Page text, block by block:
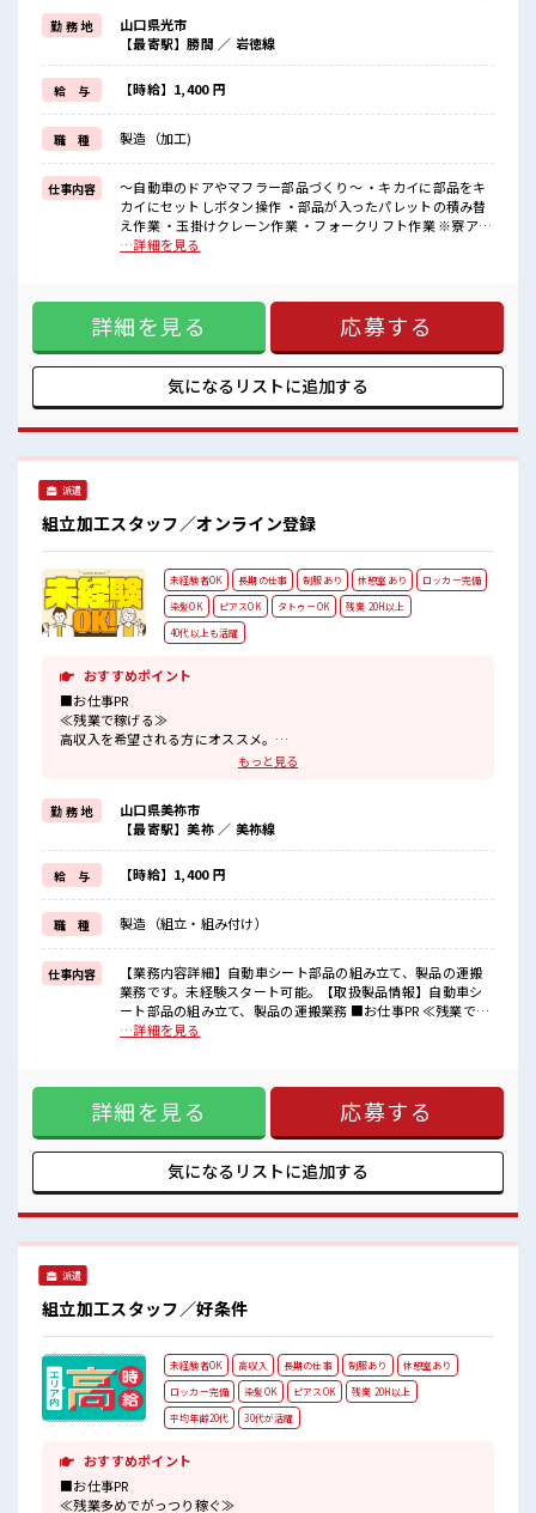
≪寮は...≫
・ワンルーム寮
・寮費0円
・TV/冷蔵庫/洗濯機/電子レンジ/エアコンは備え付け
・駐車場ありでマイカー持ち込み&通勤OK
ほかにも...
◎うれしい土日やすみ×大型連休あり
◎お昼は1食420円ほどでお弁当の注文OK
◎残業多めだから稼げる！
頑張った分しっかり返ってくるのでヤリガイ抜群★
■職場の雰囲気
ロッカー・休憩室完備！
荷物が多い方も安心ですね♪
食堂&近くにコンビニがあるのでお昼ご飯に困らない◎
#ryo
勤 務 地
山口県光市
【最寄駅】勝間 ／ 岩徳線
給 与 【時給】1,400 円
職 種 製造（加工)
仕事内容
～自動車のドアやマフラー部品づくり～ ・キカイに部品をキ
カイにセットしボタン操作 ・部品が入ったパレットの積み替
え作業 ・玉掛けクレーン作業 ・フォークリフト作業 ※寮アリ
のお仕事！一人暮らしスタートにもピッタリ♪ ■お仕事PR お
るお金がナイ』 そんな方に... ≪寮は...≫ ・ワンルーム寮 ・寮
費0円 ・TV/冷蔵庫/洗濯機/電子レンジ/エアコンは備え付け ・
駐車場ありでマイカー持ち込み&通勤OK ほかにも... ◎うれし
い土日やすみ×大型連休あり ◎お昼は1食420円ほどでお弁当
の注文OK ◎残業多めだから稼げる！ 頑張った分しっかり返
ってくるのでヤリガイ抜群★ ■職場の雰囲気 《働きやすいと
ッカー・休憩室完備！ 荷物が多い方も安心ですね♪ 食堂&近
くにコンビニがあるのでお昼ご飯に困らない◎ #ryo
…詳細を見る
詳細を見る 応募する
気になるリストに追加する
派遣
組立加工スタッフ／オンライン登録
未経験者OK 長期の仕事 制服あり 休憩室あり
ロッカー完備
染髪OK
ピアスOK タトゥーOK
残業 20H以上
40代以上も活躍
おすすめポイント
■お仕事PR
≪残業で稼げる≫
高収入を希望される方にオススメ。
残業は月20時間以上あります♪
明るすぎたり奇抜でなければ基本的に自由！
(規定有)≪ラクラク制服アリ≫
制服があるので、
毎日の服装の悩み解消♪
≪未経験OKの仕事≫
新しいことにチャレンジするのは不安だけど、
しっかり働く環境が整っています！
イチからスキルUP・ステップUP目指していきましょう！
≪様々なお仕事をご提案≫
一人で悩まず気軽に相談できる、
派遣のお仕事です！
■職場の雰囲気
一息つける休憩スペースもあります！
持ち物が多いあなたにもぴったり☆
ロッカー付き職場♪
もっと見る
勤 務 地
山口県美祢市
【最寄駅】美祢 ／ 美祢線
給 与 【時給】1,400 円
職 種 製造（組立・組み付け）
仕事内容
【業務内容詳細】自動車シート部品の組み立て、製品の運搬
業務です。未経験スタート可能。【取扱製品情報】自動車シ
ート部品の組み立て、製品の運搬業務 ■お仕事PR ≪残業で稼
げる≫ 高収入を希望される方にオススメ。 残業は月20時間以
制服アリ≫ 制服があるので、 毎日の服装の悩み解消♪ ≪未経
験OKの仕事≫ 新しいことにチャレンジするのは不安だけど、
しっかり働く環境が整っています！ イチからスキルUP・ステ
ップUP目指していきましょう！ ≪様々なお仕事をご提案≫ 一
人で悩まず気軽に相談できる、 派遣のお仕事です！ ■職場の
雰囲気 キバツ過ぎなければ髪色・髪型は自由！ あなたの個性
ち物が多いあなたにもぴったり☆ ロッカー付き職場♪
…詳細を見る
詳細を見る 応募する
気になるリストに追加する
派遣
組立加工スタッフ／好条件
未経験者OK 高収入 長期の仕事 制服あり
休憩室あり
ロッカー完備
染髪OK ピアスOK
残業 20H以上
平均年齢20代
30代が活躍
おすすめポイント
■お仕事PR
≪残業多めでがっつり稼ぐ≫